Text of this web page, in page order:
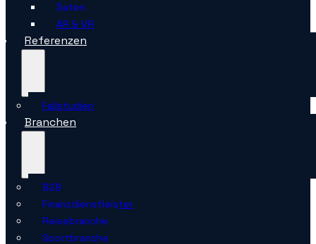
Daten
AR & VR
Referenzen
Fallstudien
Branchen
B2B
Finanzdienstleister
Reisebranche
Sportbranche